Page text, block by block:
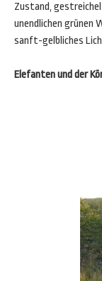
Zustand,
unendlichen grünen
sanft-gelbliches
Elefanten und der